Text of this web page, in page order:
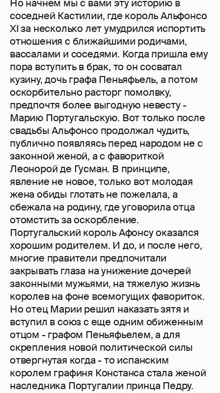
Но начнем мы с вами эту историю в
соседней Кастилии, где король Альфонсо
XI за несколько лет умудрился испортить
отношения с ближайшими родичами,
вассалами и соседями. Когда пришла ему
пора вступить в брак, то он сосватал
кузину, дочь графа Пеньяфьель, а потом
оскорбительно расторг помолвку,
предпочтя более выгодную невесту -
Марию Португальскую. Вот только после
свадьбы Альфонсо продолжал чудить,
публично появляясь перед народом не с
законной женой, а с фавориткой
Леонорой де Гусман. В принципе,
явление не новое, только вот молодая
жена обиды глотать не пожелала, а
сбежала на родину, где уговорила отца
отомстить за оскорбление.
Португальский король Афонсу оказался
хорошим родителем. И до, и после него,
многие правители предпочитали
закрывать глаза на унижение дочерей
законными мужьями, на тяжелую жизнь
королев на фоне всемогущих фавориток.
Но отец Марии решил наказать зятя и
вступил в союз с еще одним обиженным
отцом - графом Пеньяфьелем, а для
скрепления новой политической силы
отвергнутая когда - то испанским
королем графиня Констанса стала женой
наследника Португалии принца Педру.